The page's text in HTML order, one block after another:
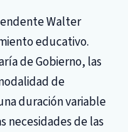
Walter
educativo.
de Gobierno, las
de
duración variable
necesidades de las